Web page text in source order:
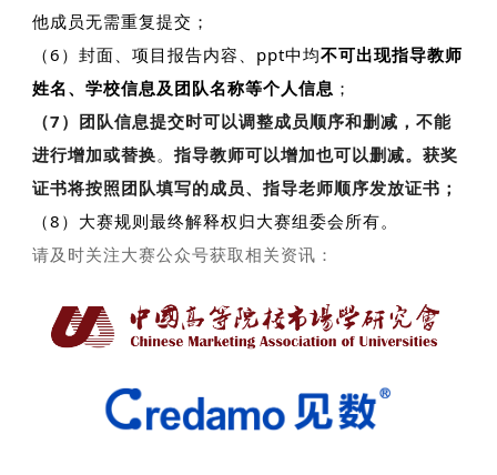
他成员无需重复提交；
（6）封面、项目报告内容、ppt中均不可出现指导教师
姓名、学校信息及团队名称等个人信息 ；
（7）团队信息提交时可以调整成员顺序和删减，不能
进行增加或替换。 指导教师可以增加也可以删减。获奖
证书将按照团队填写的成员、指导老师顺序发放证书；
（8） 大赛规则最终解释权归大赛组委会所有。
请及时关注大赛公众号获取相关资讯：